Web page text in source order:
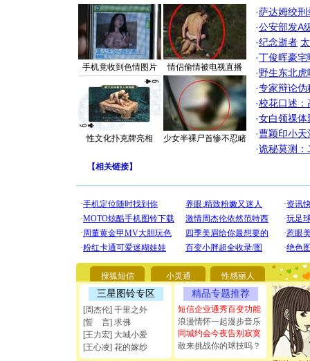
手机竟收到色情图片 情侣偷情被电视直播
性文化扑克牌亮相 少女半裸尸首惨不忍睹
·萨达姆绞刑
·公安部发A
·纪念逝者
·丁俊晖豪
·野生东北
·专家辩论伪
·校花口述：
·女白领祼体
·曹颖印小天
·诡秘莫测：
【相关链接】
搜狐短信 小灵通 性感丽人
三星图铃专区
[周杰伦] 千里之外
[誓 言] 求佛
[王力宏] 大城小爱
[王心凌] 花的嫁纱
精品专题推荐
短信企业通秀百变功能
浪漫情怀一起漫步音乐
同城约会今夜告别寂寞
敢来挑战你的球技吗？
[圣诞节]
你太多，
要平安
[圣诞节]
能正大光
都要快乐
[圣诞节]
如意,快
[元旦]看
断电。爱